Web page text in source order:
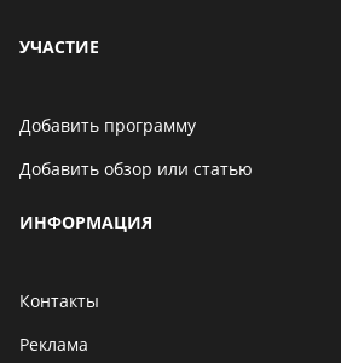
УЧАСТИЕ
Добавить программу
Добавить обзор или статью
ИНФОРМАЦИЯ
Контакты
Реклама